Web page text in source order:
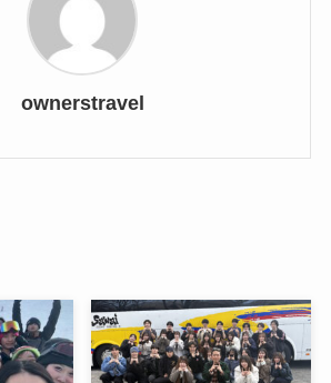
ownerstravel